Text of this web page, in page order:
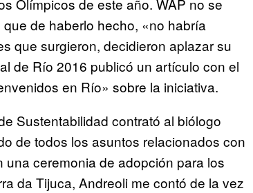
Olímpicos de este año. WAP no se
de haberlo hecho, «no habría
que surgieron, decidieron aplazar su
de Río 2016 publicó un artículo con el
en Río» sobre la iniciativa.
Sustentabilidad contrató al biólogo
de todos los asuntos relacionados con
ceremonia de adopción para los
da Tijuca, Andreoli me contó de la vez